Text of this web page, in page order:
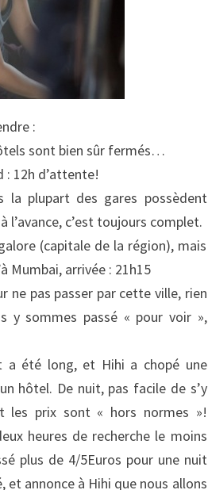
:
sont bien sûr fermés…
: 12h d’attente!
plupart des gares possèdent
l’avance, c’est toujours complet.
(capitale de la région), mais
Mumbai, arrivée : 21h15
ne pas passer par cette ville, rien
y sommes passé « pour voir »,
a été long, et Hihi a chopé une
hôtel. De nuit, pas facile de s’y
les prix sont « hors normes »!
heures de recherche le moins
plus de 4/5Euros pour une nuit
et annonce à Hihi que nous allons